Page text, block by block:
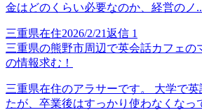
金はどのくらい必要なのか、経営のノ
三重県在住2026/2/21返信 1
三重県の熊野市周辺で英会話カフェの
の情報求む！
三重県在住のアラサーです。 大学で
たが、卒業後はすっかり使わなくなっ